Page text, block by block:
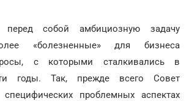
собой амбициозную задачу
«болезненные» для бизнеса
с которыми сталкивались в
годы. Так, прежде всего Совет
проблемных аспектах